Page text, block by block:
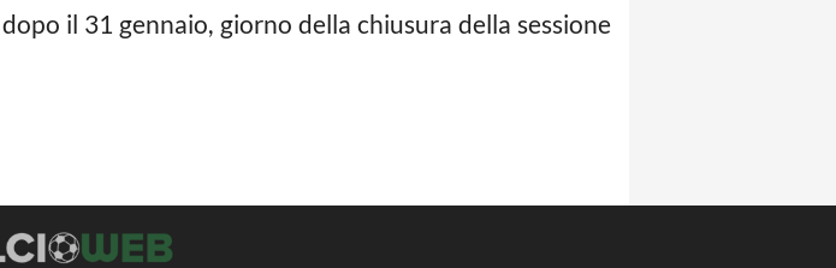
il 31 gennaio, giorno della chiusura della sessione